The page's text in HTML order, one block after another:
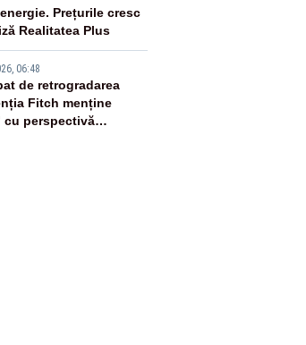
Prețurile cresc
Realitatea Plus
06:48
de retrogradarea
Fitch menține
cu perspectivă